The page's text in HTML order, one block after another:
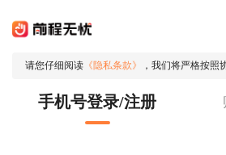
请您仔细阅读 《隐私条款》 ，我们将严格按照
手机号登录/注册